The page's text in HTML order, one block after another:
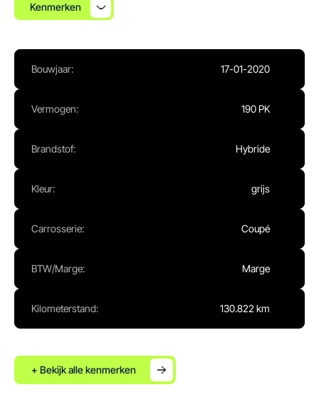
Openingstijden werkplaats
Gesloten
Kenmerken
Bouwjaar: 17-01-2020
Vermogen: 190 PK
Brandstof: Hybride
Kleur: grijs
Carrosserie: Coupé
BTW/Marge: Marge
Kilometerstand: 130.822 km
+ Bekijk alle kenmerken